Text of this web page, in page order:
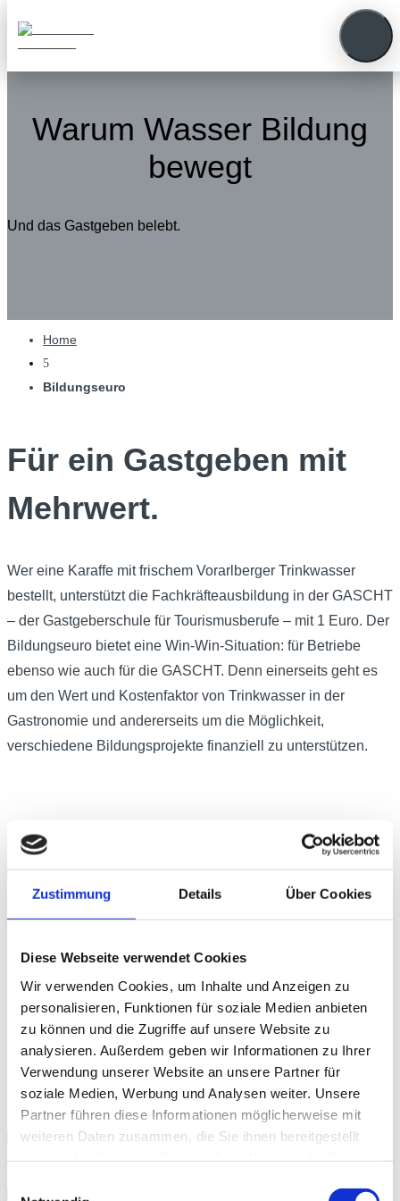
Zustimmung Details Über Cookies
Diese Webseite verwendet Cookies
Wir verwenden Cookies, um Inhalte und Anzeigen zu
personalisieren, Funktionen für soziale Medien anbieten
zu können und die Zugriffe auf unsere Website zu
analysieren. Außerdem geben wir Informationen zu Ihrer
Verwendung unserer Website an unsere Partner für
soziale Medien, Werbung und Analysen weiter. Unsere
Partner führen diese Informationen möglicherweise mit
weiteren Daten zusammen, die Sie ihnen bereitgestellt
mensch
im
tourismus
proud
Warum Wasser Bildung
bewegt
Und das Gastgeben belebt.
Home
5
Bildungseuro
Für ein Gastgeben mit
Mehrwert.
Wer eine Karaffe mit frischem Vorarlberger Trinkwasser
bestellt, unterstützt die Fachkräfteausbildung in der GASCHT
– der Gastgeberschule für Tourismusberufe – mit 1 Euro. Der
Bildungseuro bietet eine Win-Win-Situation: für Betriebe
ebenso wie auch für die GASCHT. Denn einerseits geht es
um den Wert und Kostenfaktor von Trinkwasser in der
Gastronomie und andererseits um die Möglichkeit,
verschiedene Bildungsprojekte finanziell zu unterstützen.
Teilnahme am Projekt
Ich nehme am Projekt „Bildungseuro“ teil:
Ja
Nein
Für die Bewerbung des Projekts in meinem Betrieb benötige
ich folgende Drucksorten:
Leporello
Plakat Bierdeckel
Flaschenanhänger
Bitte
lasse
dieses
Feld
Ich bestelle folgende Anzahl an Drucksorten (kostenlos):
Leporellos
Plakate